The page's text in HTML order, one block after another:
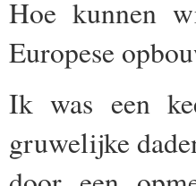
Hoe kunnen
Europese
Ik was een
gruwelijke